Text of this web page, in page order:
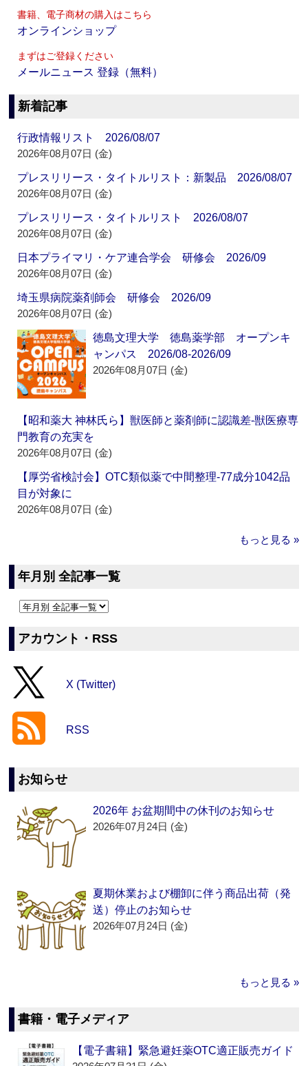
書籍、電子商材の購入はこちら
オンラインショップ
まずはご登録ください
メールニュース 登録（無料）
新着記事
行政情報リスト 2026/08/07
2026年08月07日 (金)
プレスリリース・タイトルリスト：新製品 2026/08/07
2026年08月07日 (金)
プレスリリース・タイトルリスト 2026/08/07
2026年08月07日 (金)
日本プライマリ・ケア連合学会 研修会 2026/09
2026年08月07日 (金)
埼玉県病院薬剤師会 研修会 2026/09
2026年08月07日 (金)
徳島文理大学 徳島薬学部 オープンキ
ャンパス 2026/08-2026/09
2026年08月07日 (金)
【昭和薬大 神林氏ら】獣医師と薬剤師に認識差‐獣医療専
門教育の充実を
2026年08月07日 (金)
【厚労省検討会】OTC類似薬で中間整理‐77成分1042品
目が対象に
2026年08月07日 (金)
もっと見る »
年月別 全記事一覧
アカウント・RSS
X (Twitter)
RSS
お知らせ
2026年 お盆期間中の休刊のお知らせ
2026年07月24日 (金)
夏期休業および棚卸に伴う商品出荷（発
送）停止のお知らせ
2026年07月24日 (金)
もっと見る »
書籍・電子メディア
【電子書籍】緊急避妊薬OTC適正販売ガイド